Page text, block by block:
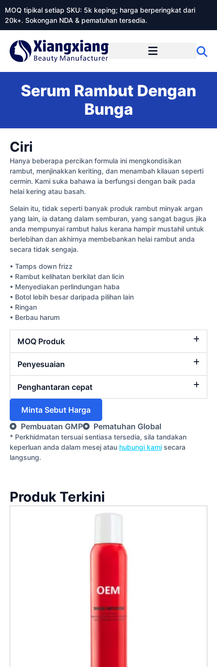
MOQ tipikal setiap SKU: 5k keping; harga berperingkat dari
20k+. Sokongan NDA & pematuhan tersedia.
Serum Rambut Dengan
Bunga
Ciri
Hanya beberapa percikan formula ini mengkondisikan
rambut, menjinakkan keriting, dan menambah kilauan seperti
cermin. Kami suka bahawa ia berfungsi dengan baik pada
helai kering atau basah.
Selain itu, tidak seperti banyak produk rambut minyak argan
yang lain, ia datang dalam semburan, yang sangat bagus jika
anda mempunyai rambut halus kerana hampir mustahil untuk
berlebihan dan akhirnya membebankan helai rambut anda
secara tidak sengaja.
• Tamps down frizz
• Rambut kelihatan berkilat dan licin
• Menyediakan perlindungan haba
• Botol lebih besar daripada pilihan lain
• Ringan
• Berbau harum
MOQ Produk
Penyesuaian
Penghantaran cepat
Minta Sebut Harga
Pembuatan GMP
Pematuhan Global
* Perkhidmatan tersuai sentiasa tersedia, sila tandakan
keperluan anda dalam mesej atau hubungi kami secara
langsung.
Produk Terkini